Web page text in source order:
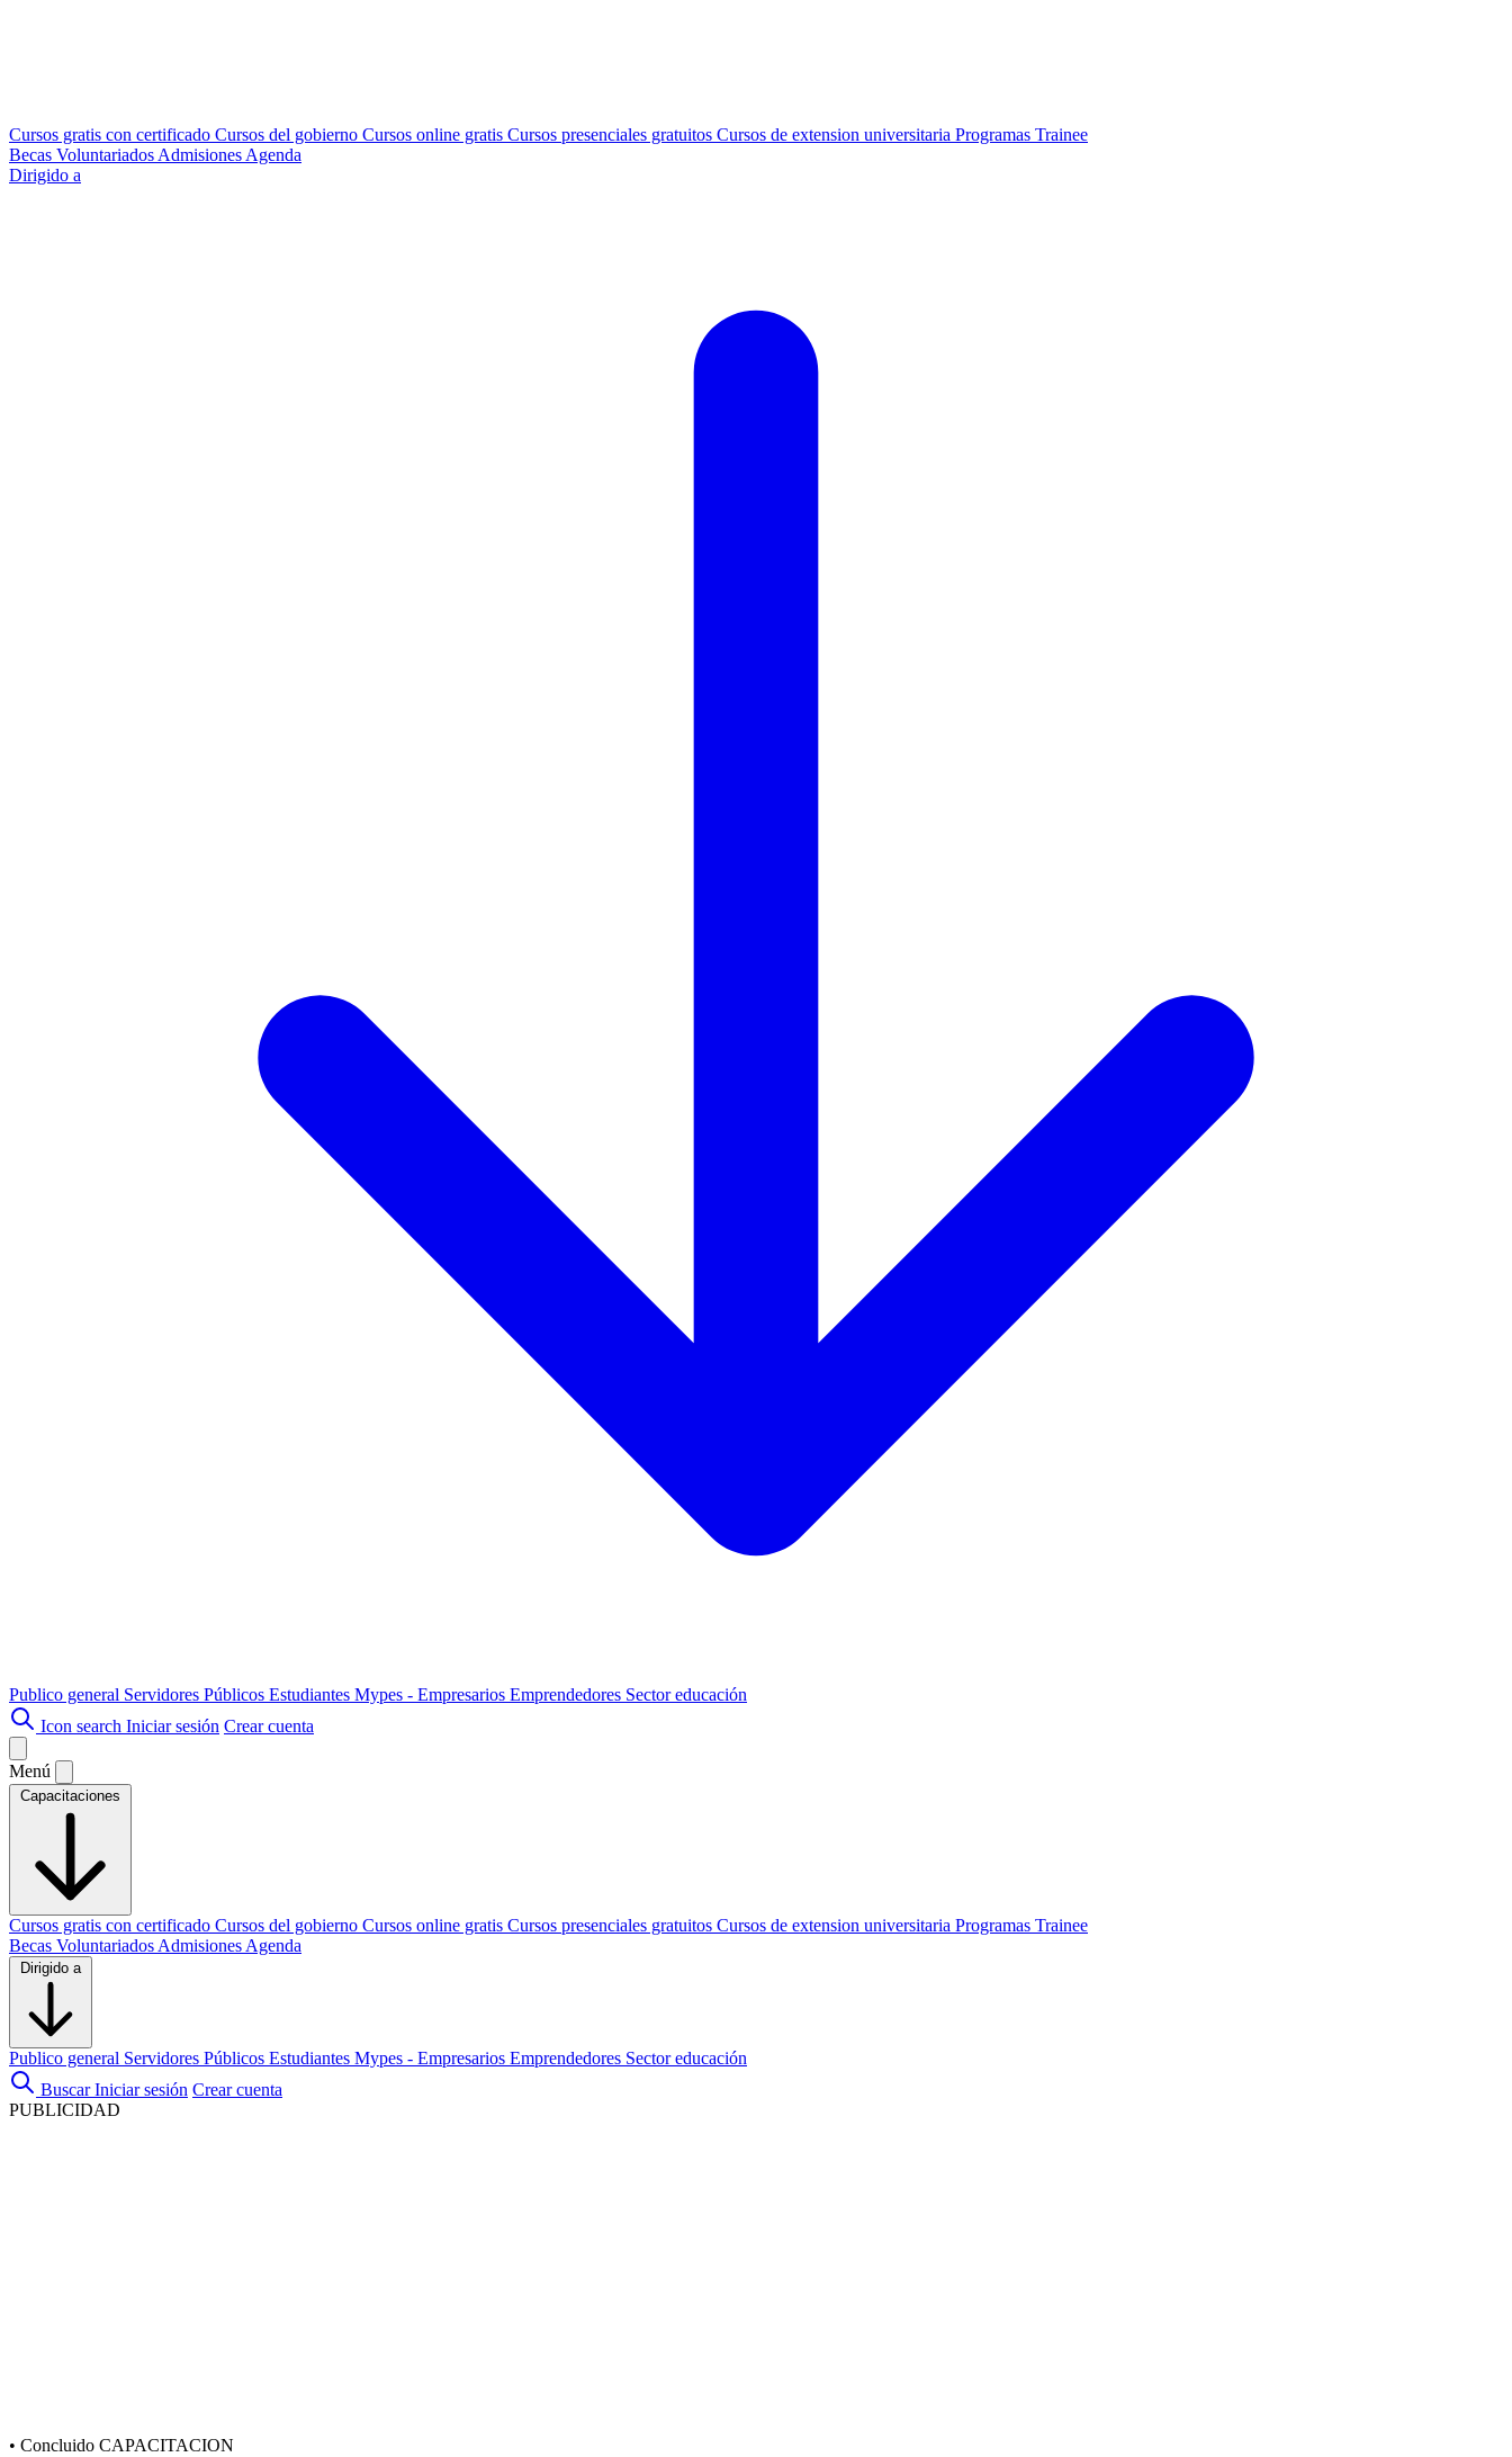
Cursos gratis con certificado Cursos del gobierno Cursos online gratis Cursos presenciales gratuitos Cursos de extension universitaria Programas Trainee
Becas Voluntariados Admisiones Agenda
Dirigido a
Publico general Servidores Públicos Estudiantes Mypes - Empresarios Emprendedores Sector educación
Icon search Iniciar sesión Crear cuenta
Menú
Capacitaciones
Cursos gratis con certificado Cursos del gobierno Cursos online gratis Cursos presenciales gratuitos Cursos de extension universitaria Programas Trainee
Becas Voluntariados Admisiones Agenda
Dirigido a
Publico general Servidores Públicos Estudiantes Mypes - Empresarios Emprendedores Sector educación
Buscar Iniciar sesión Crear cuenta
PUBLICIDAD
• Concluido CAPACITACION